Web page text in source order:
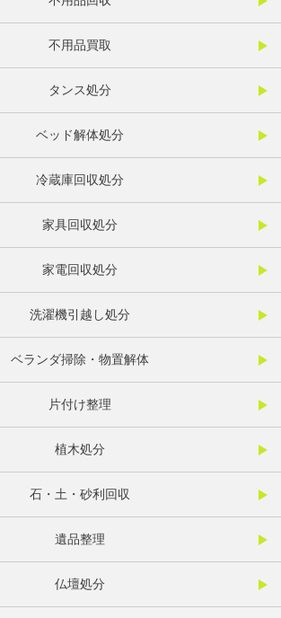
不用品買取
タンス処分
ベッド解体処分
冷蔵庫回収処分
家具回収処分
家電回収処分
洗濯機引越し処分
ベランダ掃除・物置解体
片付け整理
植木処分
石・土・砂利回収
遺品整理
仏壇処分